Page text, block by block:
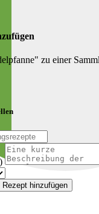
zu einer
hinzufügen